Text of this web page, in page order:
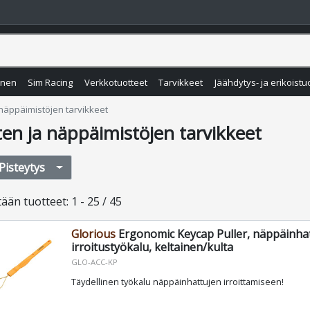
Sim Racing Verkkotuotteet Tarvikkeet Jäähdytys- ja
tarvikkeet
ja näppäimistöjen tarvikkeet
Pisteytys
tuotteet: 1 - 25 / 45
GloriousErgonomic Keycap Puller,
irroitustyökalu, keltainen/kulta
GLO-ACC-KP
Täydellinen työkalu näppäinhattujen irroittamiseen!